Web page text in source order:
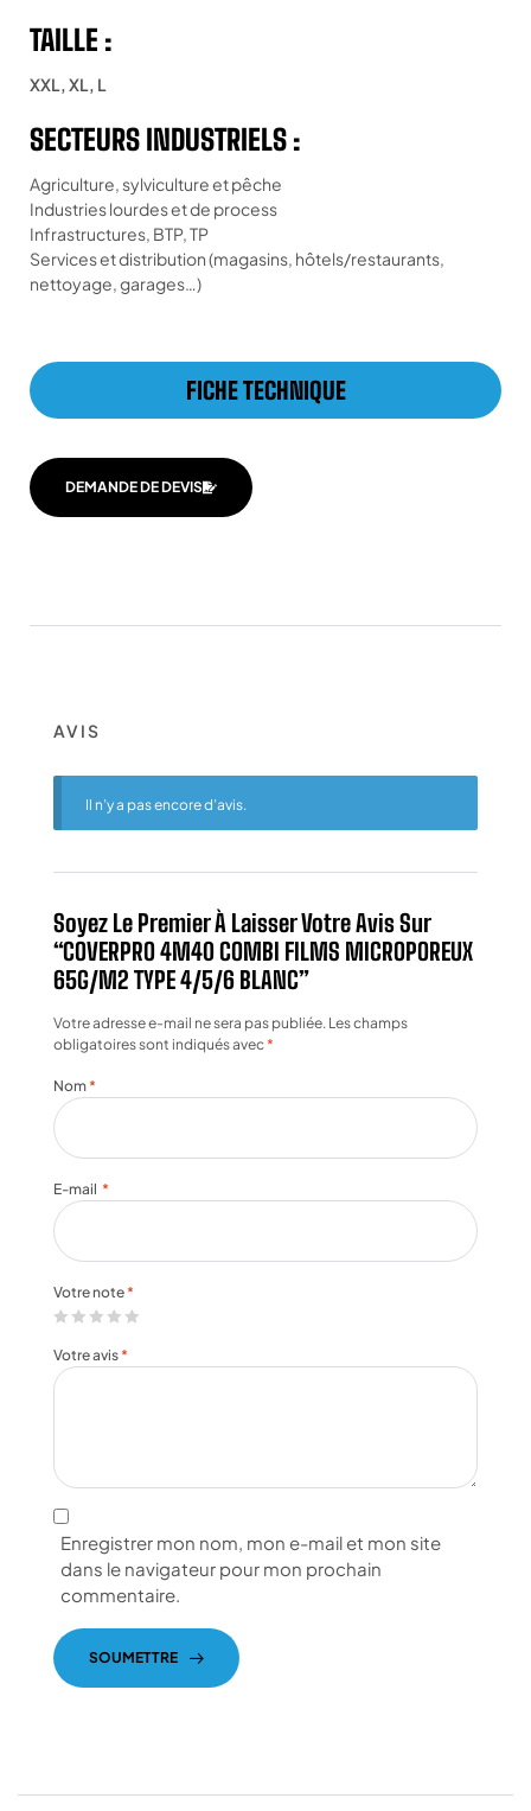
TAILLE :
XXL, XL, L
SECTEURS INDUSTRIELS :
Agriculture, sylviculture et pêche
Industries lourdes et de process
Infrastructures, BTP, TP
Services et distribution (magasins, hôtels/restaurants,
nettoyage, garages…)
FICHE TECHNIQUE
DEMANDE DE DEVIS
AVIS
Il n’y a pas encore d’avis.
Soyez Le Premier À Laisser Votre Avis Sur
“COVERPRO 4M40 COMBI FILMS MICROPOREUX
65G/M2 TYPE 4/5/6 BLANC”
Votre adresse e-mail ne sera pas publiée. Les champs
obligatoires sont indiqués avec*
Votre note *
Votre avis *
Nom *
E-mail *
Enregistrer mon nom, mon e-mail et mon site
dans le navigateur pour mon prochain
commentaire.
SOUMETTRE